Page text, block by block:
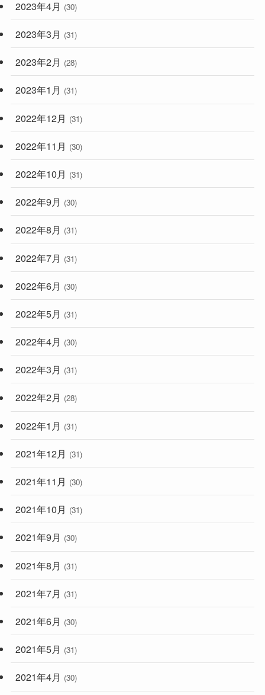
2023年4月 (30)
2023年3月 (31)
2023年2月 (28)
2023年1月 (31)
2022年12月 (31)
2022年11月 (30)
2022年10月 (31)
2022年9月 (30)
2022年8月 (31)
2022年7月 (31)
2022年6月 (30)
2022年5月 (31)
2022年4月 (30)
2022年3月 (31)
2022年2月 (28)
2022年1月 (31)
2021年12月 (31)
2021年11月 (30)
2021年10月 (31)
2021年9月 (30)
2021年8月 (31)
2021年7月 (31)
2021年6月 (30)
2021年5月 (31)
2021年4月 (30)